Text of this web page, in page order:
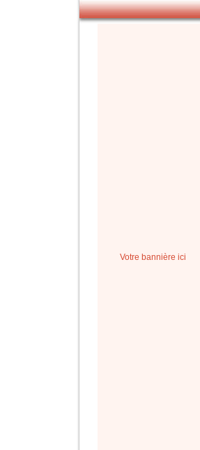
Votre bannière ici